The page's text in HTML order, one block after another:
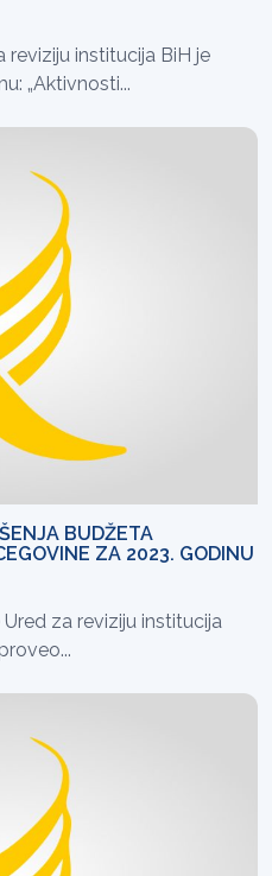
reviziju institucija BiH je
„Aktivnosti...
BUDŽETA
ZA 2023. GODINU
za reviziju institucija